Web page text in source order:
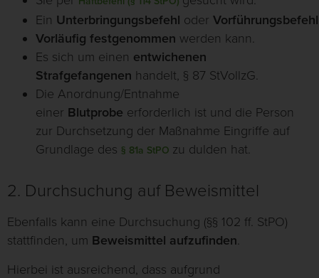
Ein Unterbringungsbefehl oder Vorführungsbefehl
Vorläufig festgenommen werden kann.
Es sich um einen entwichenen
Strafgefangenen handelt, § 87 StVollzG.
Die Anordnung/Entnahme
einer Blutprobe erforderlich ist und die Person
zur Durchsetzung der Maßnahme Eingriffe auf
Grundlage des § 81a StPO zu dulden hat.
2. Durchsuchung auf Beweismittel
Ebenfalls kann eine Durchsuchung (§§ 102 ff. StPO)
stattfinden, um Beweismittel aufzufinden.
Hierbei ist ausreichend, dass aufgrund